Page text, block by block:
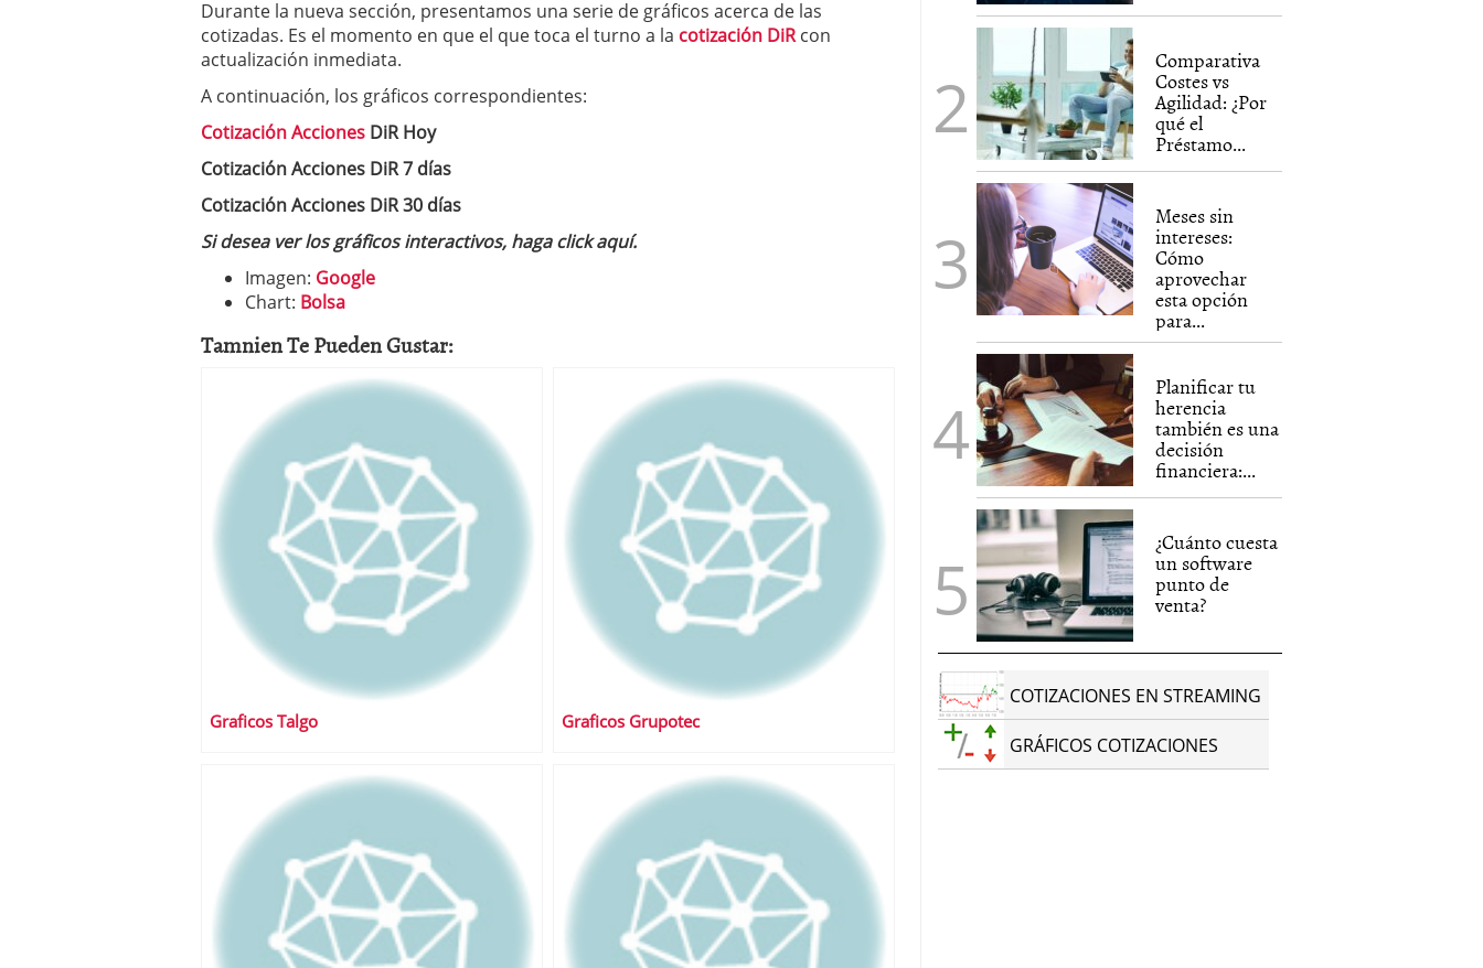
a los costes 21 de noviembre de 2025
¿Cuánto cuesta un software punto de venta? 3 de octubre de 2025
Durante la nueva sección, presentamos una serie de gráficos acerca de las
cotizadas. Es el momento en que el que toca el turno a la cotización DiRcon
actualización inmediata.
A continuación, los gráficos correspondientes:
Cotización Acciones DiR Hoy
Cotización Acciones DiR 7 días
Cotización Acciones DiR 30 días
Si desea ver los gráficos interactivos, hagaclick aquí.
Imagen: Google
Chart: Bolsa
Tamnien Te Pueden Gustar:
Graficos Talgo Graficos Grupotec
Comparativa
Costes vs
Agilidad: ¿Por
qué el
Préstamo...
Meses sin
intereses:
Cómo
aprovechar
esta opción
para...
Planificar tu
herencia
también es una
decisión
financiera:...
¿Cuánto cuesta
un software
punto de
venta?
COTIZACIONES EN STREAMING
GRÁFICOS COTIZACIONES